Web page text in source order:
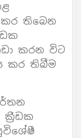
තිබෙන
කරන විට
කර තිබීම
ක්‍රීඩක